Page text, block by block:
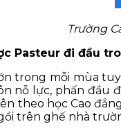
Trường
Pasteur đi đầu
trong mỗi mùa
nỗ lực, phấn đầu
theo học Cao
trên ghế nhà